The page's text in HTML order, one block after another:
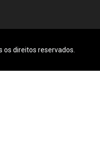
os direitos reservados.